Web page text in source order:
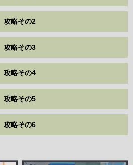
攻略その2
攻略その3
攻略その4
攻略その5
攻略その6